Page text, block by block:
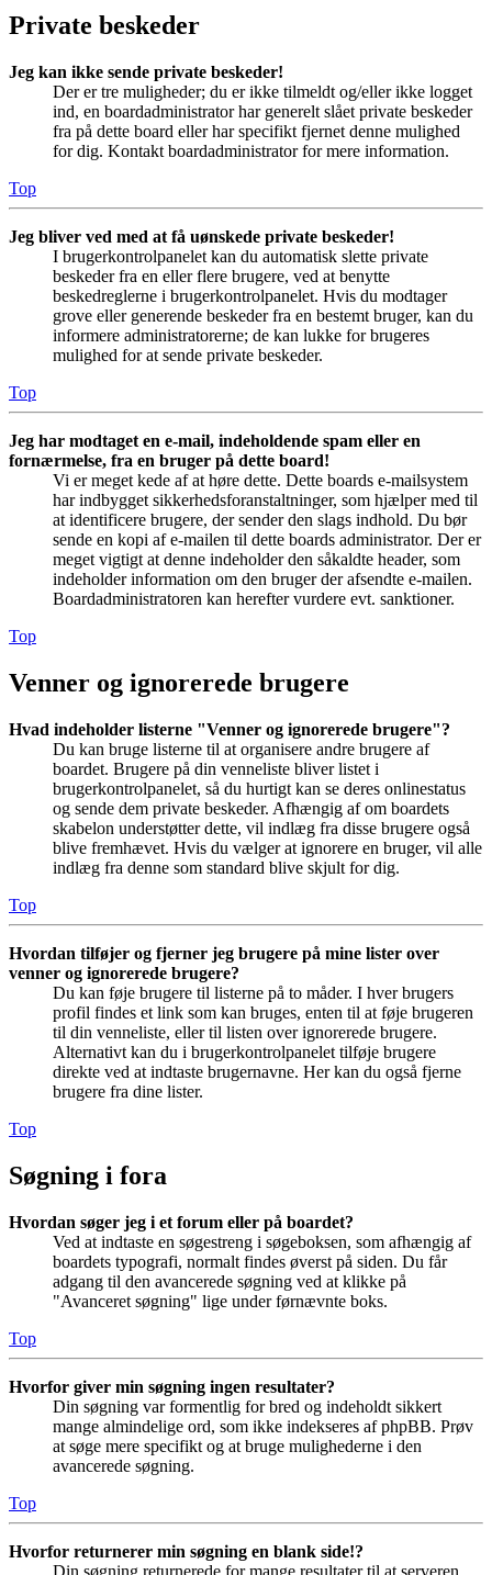
Private beskeder
Jeg kan ikke sende private beskeder!
Der er tre muligheder; du er ikke tilmeldt og/eller ikke logget
ind, en boardadministrator har generelt slået private beskeder
fra på dette board eller har specifikt fjernet denne mulighed
for dig. Kontakt boardadministrator for mere information.
Top
Jeg bliver ved med at få uønskede private beskeder!
I brugerkontrolpanelet kan du automatisk slette private
beskeder fra en eller flere brugere, ved at benytte
beskedreglerne i brugerkontrolpanelet. Hvis du modtager
grove eller generende beskeder fra en bestemt bruger, kan du
informere administratorerne; de kan lukke for brugeres
mulighed for at sende private beskeder.
Top
Jeg har modtaget en e-mail, indeholdende spam eller en
fornærmelse, fra en bruger på dette board!
Vi er meget kede af at høre dette. Dette boards e-mailsystem
har indbygget sikkerhedsforanstaltninger, som hjælper med til
at identificere brugere, der sender den slags indhold. Du bør
sende en kopi af e-mailen til dette boards administrator. Der er
meget vigtigt at denne indeholder den såkaldte header, som
indeholder information om den bruger der afsendte e-mailen.
Boardadministratoren kan herefter vurdere evt. sanktioner.
Top
Venner og ignorerede brugere
Hvad indeholder listerne "Venner og ignorerede brugere"?
Du kan bruge listerne til at organisere andre brugere af
boardet. Brugere på din venneliste bliver listet i
brugerkontrolpanelet, så du hurtigt kan se deres onlinestatus
og sende dem private beskeder. Afhængig af om boardets
skabelon understøtter dette, vil indlæg fra disse brugere også
blive fremhævet. Hvis du vælger at ignorere en bruger, vil alle
indlæg fra denne som standard blive skjult for dig.
Top
Hvordan tilføjer og fjerner jeg brugere på mine lister over
venner og ignorerede brugere?
Du kan føje brugere til listerne på to måder. I hver brugers
profil findes et link som kan bruges, enten til at føje brugeren
til din venneliste, eller til listen over ignorerede brugere.
Alternativt kan du i brugerkontrolpanelet tilføje brugere
direkte ved at indtaste brugernavne. Her kan du også fjerne
brugere fra dine lister.
Top
Søgning i fora
Hvordan søger jeg i et forum eller på boardet?
Ved at indtaste en søgestreng i søgeboksen, som afhængig af
boardets typografi, normalt findes øverst på siden. Du får
adgang til den avancerede søgning ved at klikke på
"Avanceret søgning" lige under førnævnte boks.
Top
Hvorfor giver min søgning ingen resultater?
Din søgning var formentlig for bred og indeholdt sikkert
mange almindelige ord, som ikke indekseres af phpBB. Prøv
at søge mere specifikt og at bruge mulighederne i den
avancerede søgning.
Top
Hvorfor returnerer min søgning en blank side!?
Din søgning returnerede for mange resultater til at serveren